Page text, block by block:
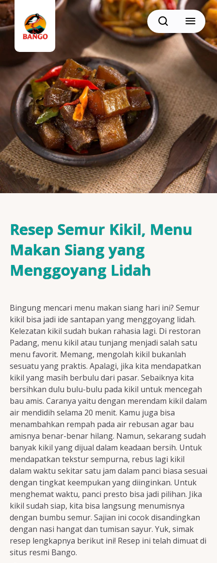
BACK
Resep Sate
Resep Semur
Resep Daging
Resep Ikan
Resep Tempe/Tahu
Resep Sayuran
Semua Resep
Cari
Resep Semur Kikil, Menu
Makan Siang yang
Menggoyang Lidah
Bingung mencari menu makan siang hari ini? Semur
kikil bisa jadi ide santapan yang menggoyang lidah.
Kelezatan kikil sudah bukan rahasia lagi. Di restoran
Padang, menu kikil atau tunjang menjadi salah satu
menu favorit. Memang, mengolah kikil bukanlah
sesuatu yang praktis. Apalagi, jika kita mendapatkan
kikil yang masih berbulu dari pasar. Sebaiknya kita
bersihkan dulu bulu-bulu pada kikil untuk mencegah
bau amis. Caranya yaitu dengan merendam kikil dalam
air mendidih selama 20 menit. Kamu juga bisa
menambahkan rempah pada air rebusan agar bau
amisnya benar-benar hilang. Namun, sekarang sudah
banyak kikil yang dijual dalam keadaan bersih. Untuk
mendapatkan tekstur sempurna, rebus lagi kikil
dalam waktu sekitar satu jam dalam panci biasa sesuai
dengan tingkat keempukan yang diinginkan. Untuk
menghemat waktu, panci presto bisa jadi pilihan. Jika
kikil sudah siap, kita bisa langsung menumisnya
dengan bumbu semur. Sajian ini cocok disandingkan
dengan nasi hangat dan tumisan sayur. Yuk, simak
resep lengkapnya berikut ini! Resep ini telah dimuat di
situs resmi Bango.